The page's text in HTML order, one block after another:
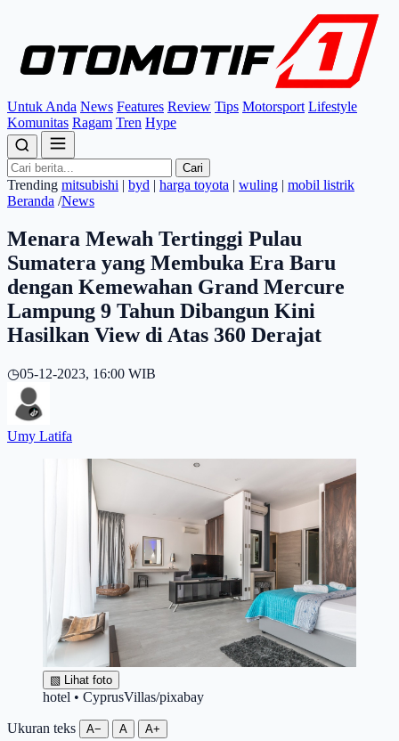
Untuk Anda News Features Review Tips Motorsport Lifestyle
Komunitas Ragam Tren Hype
Cari
Trending mitsubishi | byd | harga toyota | wuling | mobil listrik
Beranda /News
Menara Mewah Tertinggi Pulau
Sumatera yang Membuka Era Baru
dengan Kemewahan Grand Mercure
Lampung 9 Tahun Dibangun Kini
Hasilkan View di Atas 360 Derajat
◷05-12-2023, 16:00 WIB
Umy Latifa
▧ Lihat foto
hotel • CyprusVillas/pixabay
Ukuran teks A− A A+